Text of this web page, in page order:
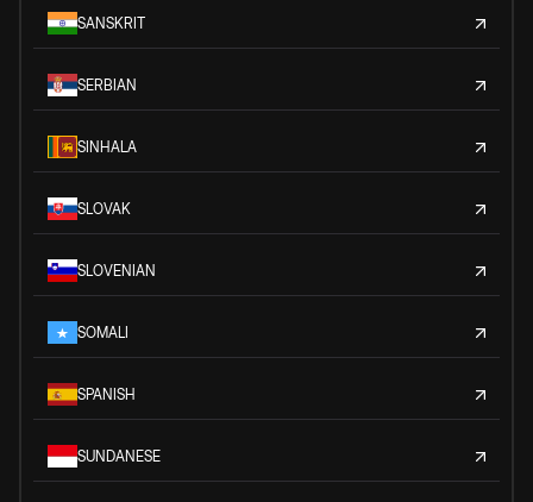
SANSKRIT
SERBIAN
SINHALA
SLOVAK
SLOVENIAN
SOMALI
SPANISH
SUNDANESE